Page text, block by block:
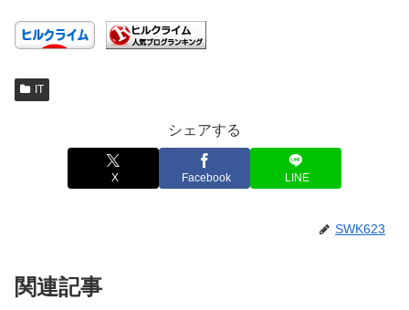
IT
シェアする
X Facebook LINE
SWK623
関連記事